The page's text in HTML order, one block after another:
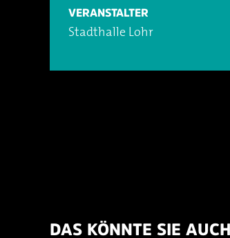
VERANSTALTER
Stadthalle Lohr
DAS KÖNNTE SIE